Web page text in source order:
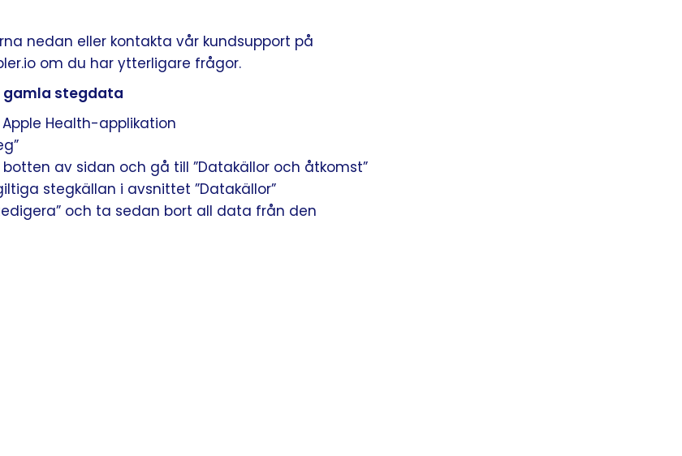
nedan eller kontakta vår kundsupport på
om du har ytterligare frågor.
gamla stegdata
Health-applikation
av sidan och gå till ”Datakällor och åtkomst”
stegkällan i avsnittet ”Datakällor”
och ta sedan bort all data från den